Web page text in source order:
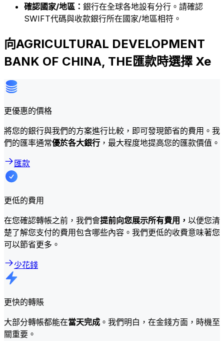
確認國家/地區： 銀行在全球各地設有分行。請確認
SWIFT代碼與收款銀行所在國家/地區相符。
向AGRICULTURAL DEVELOPMENT
BANK OF CHINA, THE匯款時選擇 Xe
更優惠的價格
將您的銀行與我們的方案進行比較，即可發現節省的費用。我
們的匯率通常優於各大銀行 ，最大程度地提高您的匯款價值。
匯款
更低的費用
在您確認轉帳之前，我們會提前向您展示所有費用， 以便您清
楚了解您支付的費用包含哪些內容。我們更低的收費意味著您
可以節省更多。
少花錢
更快的轉賬
大部分轉帳都能在當天完成 。我們明白，在金錢方面，時機至
關重要。